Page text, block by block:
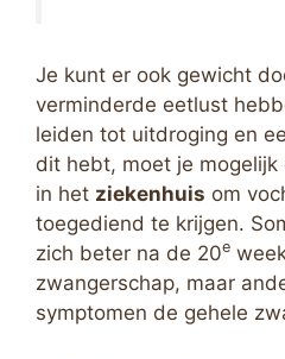
Je kunt er ook gewicht
verminderde eetlust
leiden tot uitdroging en
dit hebt, moet je mogelijk
in het ziekenhuis om
toegediend te krijgen.
zich beter na de 20e
zwangerschap, maar
symptomen de gehele